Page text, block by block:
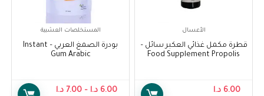
الأعسال
قطرة مكمل غذائي العكبر سائل –
Food Supplement Propolis
6.00 د.ا
المستخلصات العشبية
بودرة الصمغ العربي – Instant
Gum Arabic
6.00 د.ا –
7.00 د.ا